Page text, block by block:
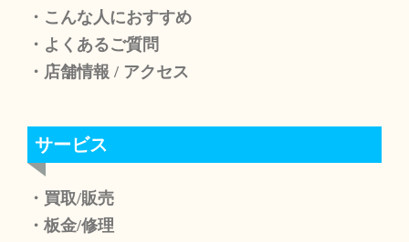
・こんな人におすすめ
・よくあるご質問
・店舗情報 / アクセス
サービス
・買取/販売
・板金/修理